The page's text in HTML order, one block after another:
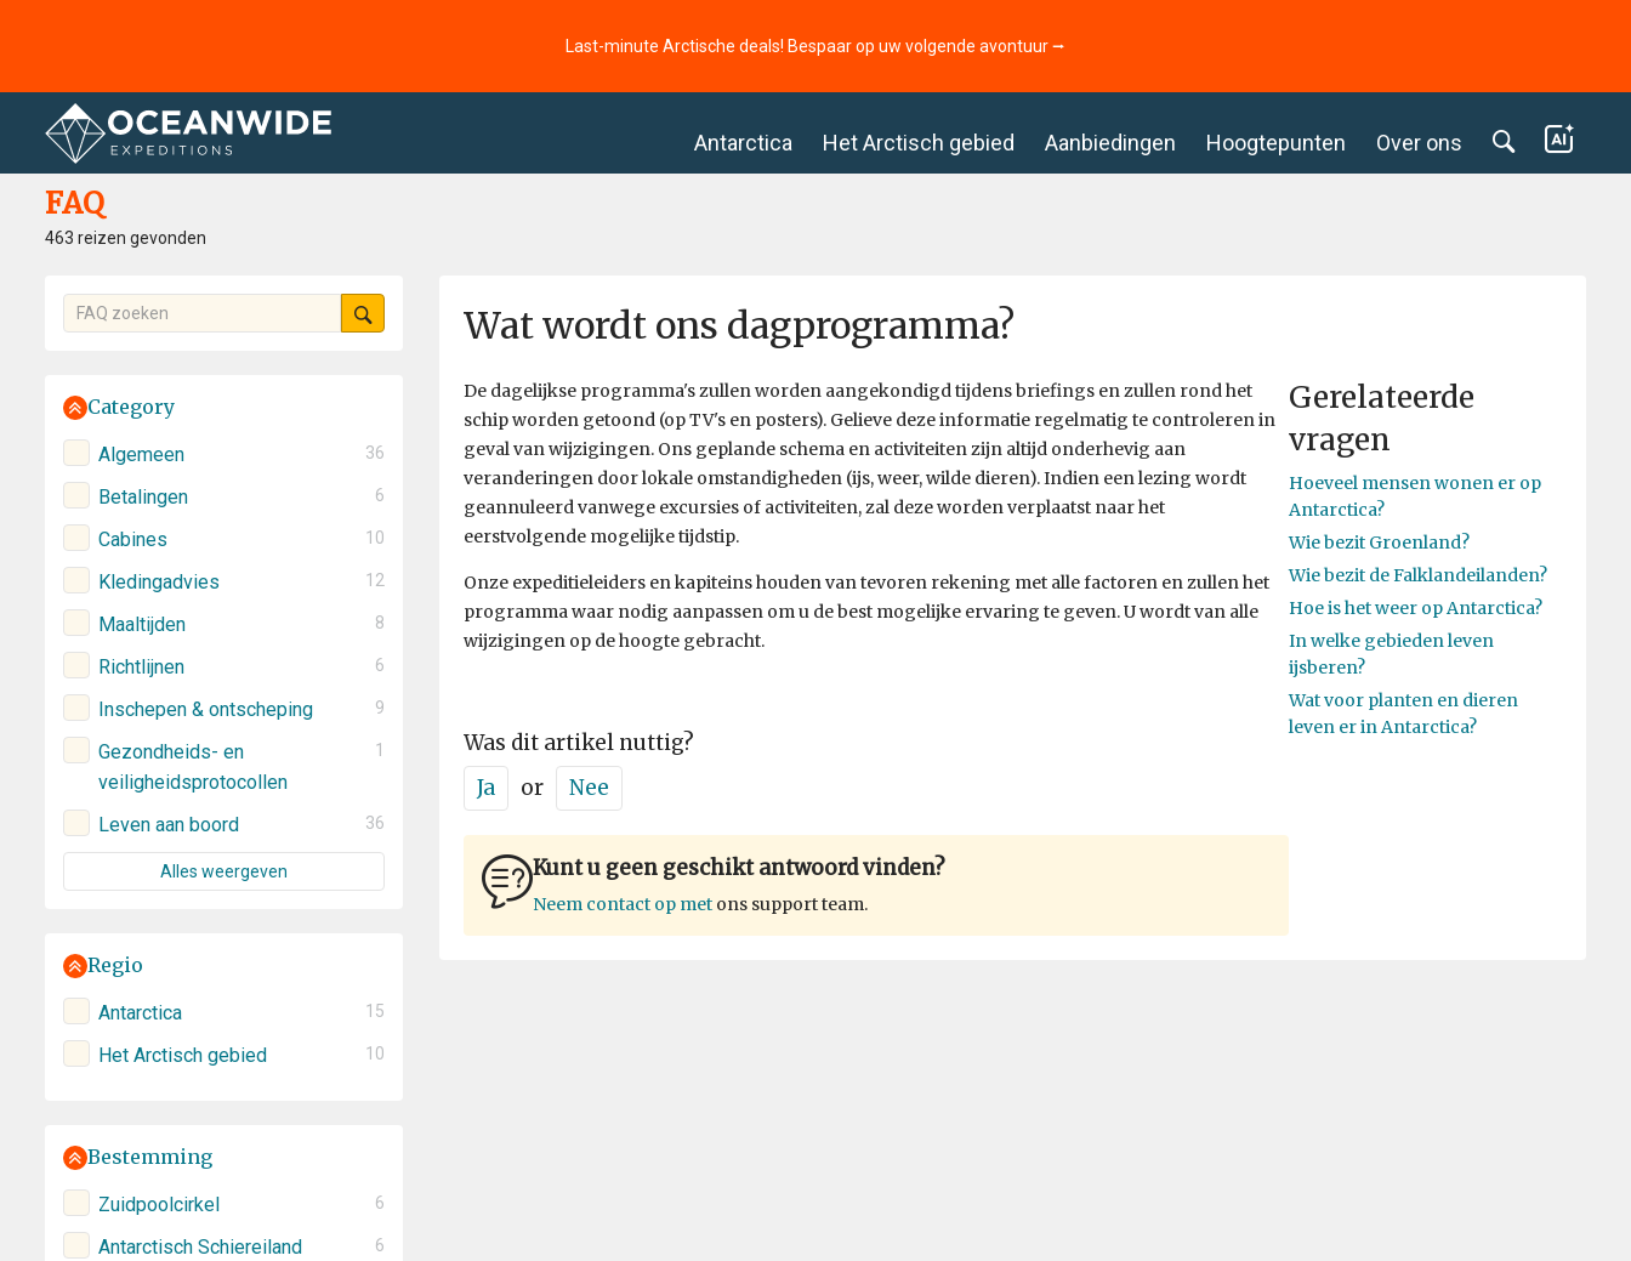
Last-minute Arctische deals! Bespaar op uw volgende avontuur ⭢
Antarctica Het Arctisch gebied Aanbiedingen Hoogtepunten Over ons
Home FAQ
FAQ
463 reizen gevonden
Category
Algemeen 36
Betalingen 6
Cabines 10
Kledingadvies 12
Maaltijden 8
Richtlijnen 6
Inschepen & ontscheping 9
Gezondheids- en
veiligheidsprotocollen
1
Leven aan boord 36
Alles weergeven
Regio
Antarctica 15
Het Arctisch gebied 10
Bestemming
Zuidpoolcirkel 6
Antarctisch Schiereiland 6
Wat wordt ons dagprogramma?
De dagelijkse programma's zullen worden aangekondigd tijdens briefings en zullen rond het
schip worden getoond (op TV's en posters). Gelieve deze informatie regelmatig te controleren in
geval van wijzigingen. Ons geplande schema en activiteiten zijn altijd onderhevig aan
veranderingen door lokale omstandigheden (ijs, weer, wilde dieren). Indien een lezing wordt
geannuleerd vanwege excursies of activiteiten, zal deze worden verplaatst naar het
eerstvolgende mogelijke tijdstip.
Onze expeditieleiders en kapiteins houden van tevoren rekening met alle factoren en zullen het
programma waar nodig aanpassen om u de best mogelijke ervaring te geven. U wordt van alle
wijzigingen op de hoogte gebracht.
Was dit artikel nuttig?
Ja
or Nee
Kunt u geen geschikt antwoord vinden?
Neem contact op met ons support team.
Gerelateerde
vragen
Hoeveel mensen wonen er op
Antarctica?
Wie bezit Groenland?
Wie bezit de Falklandeilanden?
Hoe is het weer op Antarctica?
In welke gebieden leven
ijsberen?
Wat voor planten en dieren
leven er in Antarctica?